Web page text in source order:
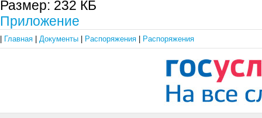
Размер: 232 КБ
Приложение
Главная Документы Распоряжения Распоряжения